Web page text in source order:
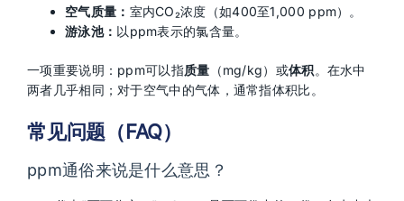
空气质量： 室内CO₂浓度（如400至1,000 ppm）。
游泳池： 以ppm表示的氯含量。
一项重要说明：ppm可以指质量 （mg/kg）或体积。在水中
两者几乎相同；对于空气中的气体，通常指体积比。
常见问题（FAQ）
ppm通俗来说是什么意思？